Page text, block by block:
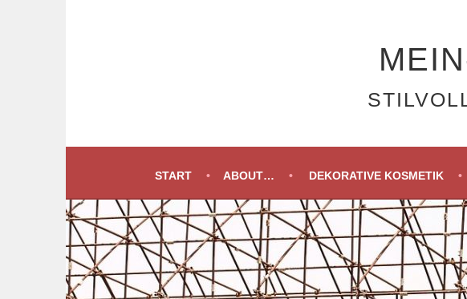
START ABOUT… DEKORATIVE KOSMETIK